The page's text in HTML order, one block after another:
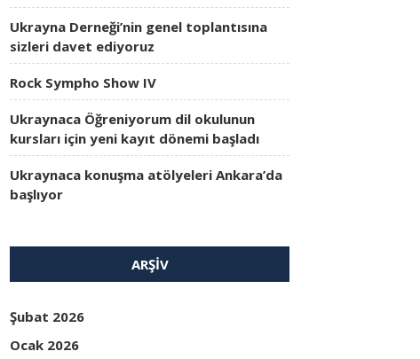
Ukrayna Derneği’nin genel toplantısına
sizleri davet ediyoruz
Rock Sympho Show IV
Ukraynaca Öğreniyorum dil okulunun
kursları için yeni kayıt dönemi başladı
Ukraynaca konuşma atölyeleri Ankara’da
başlıyor
ARŞIV
Şubat 2026
Ocak 2026